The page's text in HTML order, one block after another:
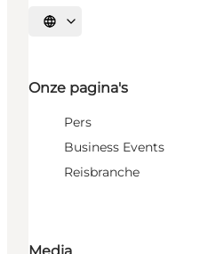
Selecteer taal
Onze pagina's
Pers
Business Events
Reisbranche